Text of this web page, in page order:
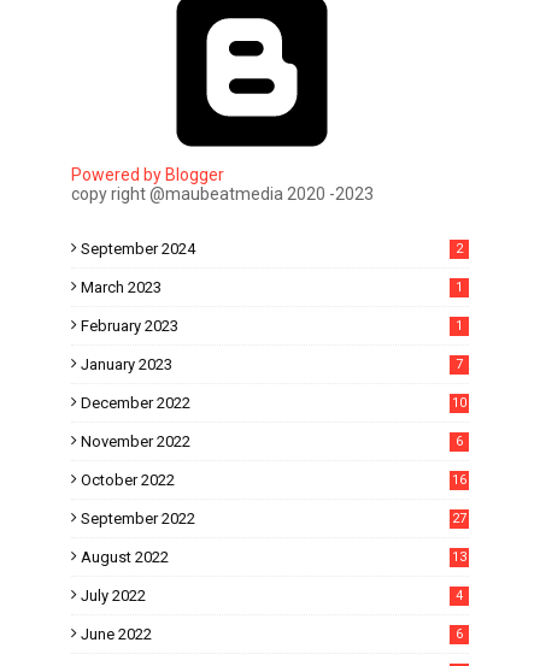
Powered by Blogger
copy right @maubeatmedia 2020 -2023
September 2024 2
March 2023 1
February 2023 1
January 2023 7
December 2022 10
November 2022 6
October 2022 16
September 2022 27
August 2022 13
July 2022 4
June 2022 6